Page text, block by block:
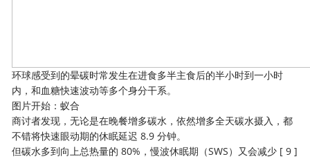
环球感受到的晕碳时常发生在进食多半主食后的半小时到一小时
内，和血糖快速波动等多个身分干系。
图片开始：蚁合
商讨者发现，无论是在晚餐增多碳水，依然增多全天碳水摄入，都
不错将快速眼动期的休眠延迟 8.9 分钟。
但碳水多到向上总热量的 80%，慢波休眠期（SWS）又会减少 [ 9 ]